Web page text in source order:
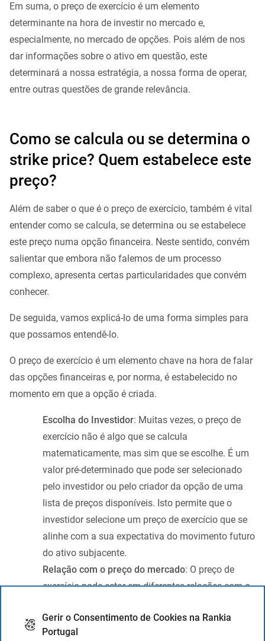
Gerir o Consentimento de Cookies na Rankia
Portugal
Em suma, o preço de exercício é um elemento
determinante na hora de investir no mercado e,
especialmente, no mercado de opções. Pois além de nos
dar informações sobre o ativo em questão, este
determinará a nossa estratégia, a nossa forma de operar,
entre outras questões de grande relevância.
Como se calcula ou se determina o
strike price? Quem estabelece este
preço?
Além de saber o que é o preço de exercício, também é vital
entender como se calcula, se determina ou se estabelece
este preço numa opção financeira. Neste sentido, convém
salientar que embora não falemos de um processo
complexo, apresenta certas particularidades que convém
conhecer.
De seguida, vamos explicá-lo de uma forma simples para
que possamos entendê-lo.
O preço de exercício é um elemento chave na hora de falar
das opções financeiras e, por norma, é estabelecido no
momento em que a opção é criada.
Escolha do Investidor: Muitas vezes, o preço de
exercício não é algo que se calcula
matematicamente, mas sim que se escolhe. É um
valor pré-determinado que pode ser selecionado
pelo investidor ou pelo criador da opção de uma
lista de preços disponíveis. Isto permite que o
investidor selecione um preço de exercício que se
alinhe com a sua expectativa do movimento futuro
do ativo subjacente.
Relação com o preço do mercado: O preço de
exercício pode estar em diferentes relações com o
At the money (ATM): O preço de exercício
é igual ou muito próximo ao preço atual do